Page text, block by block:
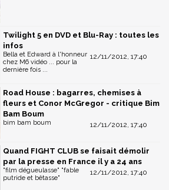
Twilight 5 en DVD et Blu-Ray : toutes les
infos
12/11/2012, 17:40
Bella et Edward à l'honneur
chez M6 vidéo ... pour la
dernière fois ...
Road House : bagarres, chemises à
fleurs et Conor McGregor - critique Bim
Bam Boum
12/11/2012, 17:40
bim bam boum
Quand FIGHT CLUB se faisait démolir
par la presse en France il y a 24 ans
12/11/2012, 17:40
"film dégueulasse" "fable
putride et bêtasse"